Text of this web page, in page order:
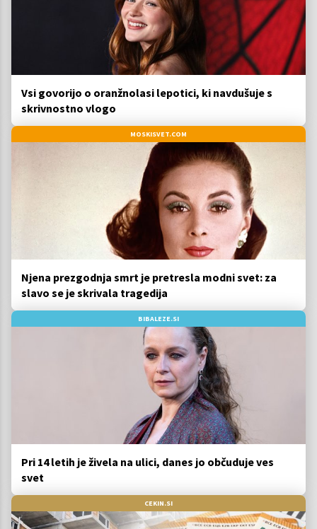
Vsi govorijo o oranžnolasi lepotici, ki navdušuje s
skrivnostno vlogo
MOSKISVET.COM
Njena prezgodnja smrt je pretresla modni svet: za
slavo se je skrivala tragedija
BIBALEZE.SI
Pri 14 letih je živela na ulici, danes jo občuduje ves
svet
CEKIN.SI